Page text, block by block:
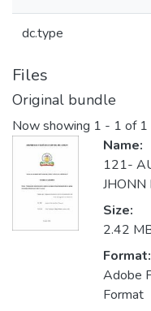
dc.type
Files
Original bundle
Now showing 1 - 1 of 1
Name:
121-
JHONN
Size:
2.42
Format:
Adobe
Format